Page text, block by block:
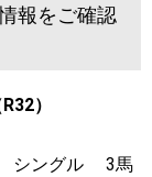
報をご確認
）
シングル 3馬